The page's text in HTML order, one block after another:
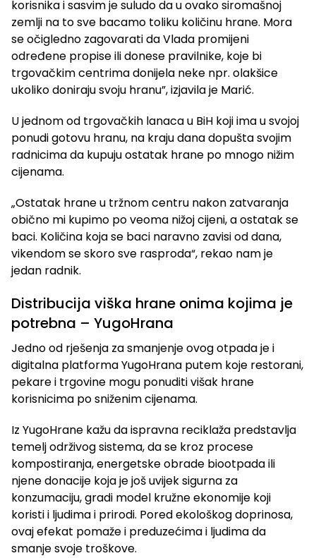
korisnika i sasvim je suludo da u ovako siromašnoj
zemlji na to sve bacamo toliku količinu hrane. Mora
se očigledno zagovarati da Vlada promijeni
određene propise ili donese pravilnike, koje bi
trgovačkim centrima donijela neke npr. olakšice
ukoliko doniraju svoju hranu”, izjavila je Marić.
U jednom od trgovačkih lanaca u BiH koji ima u svojoj
ponudi gotovu hranu, na kraju dana dopušta svojim
radnicima da kupuju ostatak hrane po mnogo nižim
cijenama.
„Ostatak hrane u tržnom centru nakon zatvaranja
obično mi kupimo po veoma nižoj cijeni, a ostatak se
baci. Količina koja se baci naravno zavisi od dana,
vikendom se skoro sve rasproda“, rekao nam je
jedan radnik.
Distribucija viška hrane onima kojima je
potrebna – YugoHrana
Jedno od rješenja za smanjenje ovog otpada je i
digitalna platforma YugoHrana putem koje restorani,
pekare i trgovine mogu ponuditi višak hrane
korisnicima po sniženim cijenama.
Iz YugoHrane kažu da ispravna reciklaža predstavlja
temelj održivog sistema, da se kroz procese
kompostiranja, energetske obrade biootpada ili
njene donacije koja je još uvijek sigurna za
konzumaciju, gradi model kružne ekonomije koji
koristi i ljudima i prirodi. Pored ekološkog doprinosa,
ovaj efekat pomaže i preduzećima i ljudima da
smanje svoje troškove.